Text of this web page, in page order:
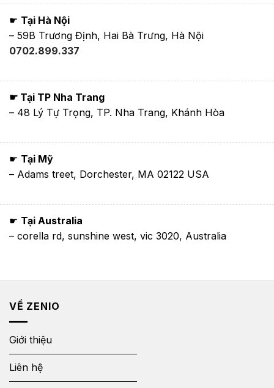
☛ Tại Hà Nội
– 59B Trương Định, Hai Bà Trưng, Hà Nội
0702.899.337
☛ Tại TP Nha Trang
– 48 Lý Tự Trọng, TP. Nha Trang, Khánh Hòa
☛ Tại Mỹ
– Adams treet, Dorchester, MA 02122 USA
☛ Tại Australia
– corella rd, sunshine west, vic 3020, Australia
VỀ ZENIO
Giới thiệu
Liên hệ